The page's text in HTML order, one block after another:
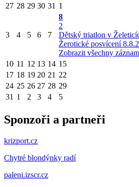
27 28 29 30 31 1
3 4 5 6 7
8
2
Dětský triatlon v
Žerotické posvícení
Zobrazit všechny
10 11 12 13 14 15
17 18 19 20 21 22
24 25 26 27 28 29
31 1 2 3 4 5
Sponzoři a partneři
krizport.cz
Chytré blondýnky radí
paleni.izscr.cz